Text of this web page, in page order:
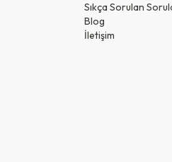
Sıkça Sorulan
Blog
İletişim